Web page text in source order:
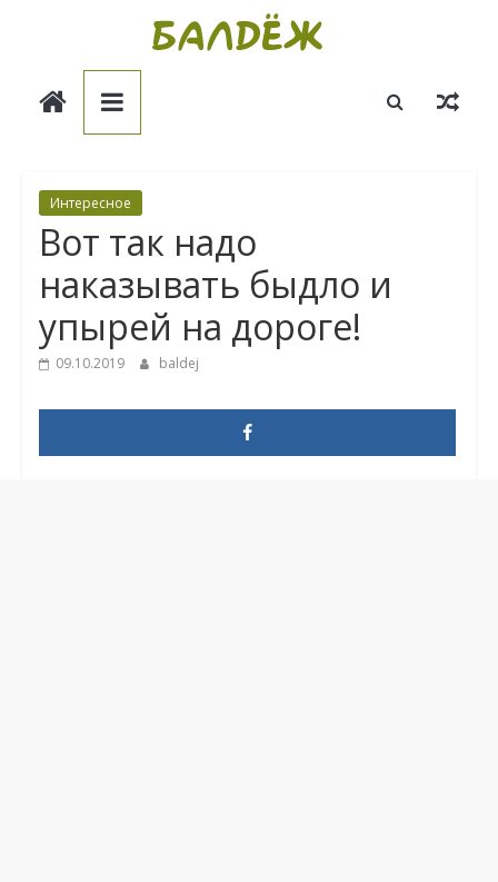
Балдёж
Интересное
Вот так надо
наказывать быдло и
упырей на дороге!
09.10.2019 baldej